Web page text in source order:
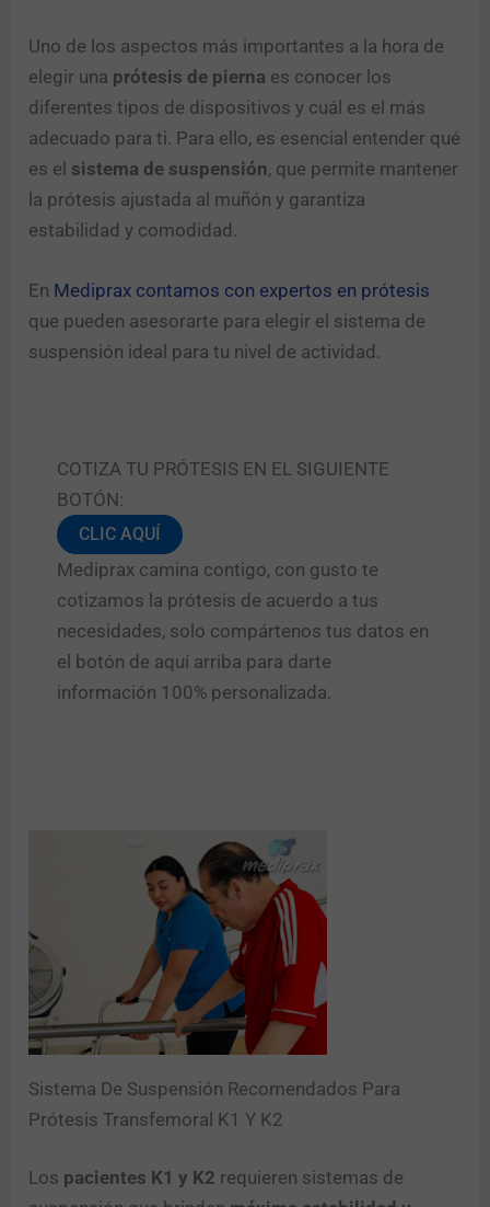
Uno de los aspectos más importantes a la hora de
elegir una prótesis de pierna es conocer los
diferentes tipos de dispositivos y cuál es el más
adecuado para ti. Para ello, es esencial entender qué
es el sistema de suspensión, que permite mantener
la prótesis ajustada al muñón y garantiza
estabilidad y comodidad.
En Mediprax contamos con expertos en prótesis
que pueden asesorarte para elegir el sistema de
suspensión ideal para tu nivel de actividad.
COTIZA TU PRÓTESIS EN EL SIGUIENTE
BOTÓN:
CLIC AQUÍ
Mediprax camina contigo, con gusto te
cotizamos la prótesis de acuerdo a tus
necesidades, solo compártenos tus datos en
el botón de aquí arriba para darte
información 100% personalizada.
Sistema De Suspensión Recomendados Para
Prótesis Transfemoral K1 Y K2
Los pacientes K1 y K2 requieren sistemas de